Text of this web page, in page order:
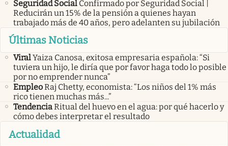
Seguridad Social Confirmado por Seguridad Social |
Reducirán un 15% de la pensión a quienes hayan
trabajado más de 40 años, pero adelanten su jubilación
Últimas Noticias
ViralYaiza Canosa, exitosa empresaria española: “Si
tuviera un hijo, le diría que por favor haga todo lo posible
por no emprender nunca”
EmpleoRaj Chetty, economista: “Los niños del 1% más
rico tienen muchas más...”
TendenciaRitual del huevo en el agua: por qué hacerlo y
cómo debes interpretar el resultado
Actualidad